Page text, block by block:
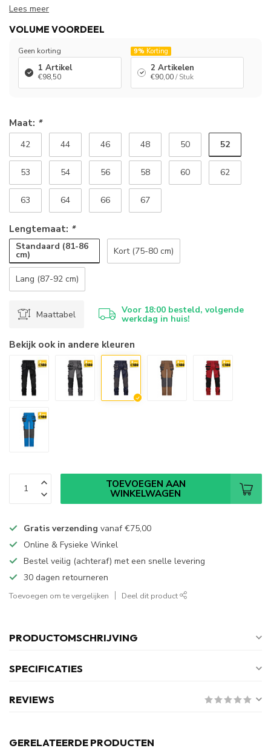
Lees meer
VOLUME VOORDEEL
Geen korting
1 Artikel
€98,50
9% Korting
2 Artikelen
€90,00/ Stuk
Maat: *
42 44 46 48 50 52
53 54 56 58 60 62
63 64 66 67
Lengtemaat: *
Standaard (81-86
cm) Kort (75-80 cm)
Lang (87-92 cm)
Maattabel Voor 18:00 besteld, volgende
werkdag in huis!
Bekijk ook in andere kleuren
TOEVOEGEN AAN
WINKELWAGEN
Gratis verzending vanaf€75,00
Online & Fysieke Winkel
Bestel veilig (achteraf) met een snelle levering
30 dagen retourneren
Toevoegen om te vergelijken Deel dit product
PRODUCTOMSCHRIJVING
SPECIFICATIES
REVIEWS
GERELATEERDE PRODUCTEN